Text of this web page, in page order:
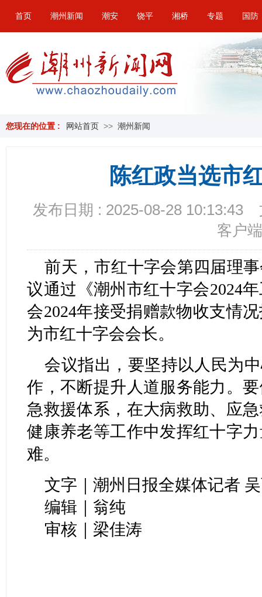
首页 潮州新闻 潮安 饶平 湘桥 专题 国防
您现在的位置 : 网站首页 >> 潮州新闻
陈红政当选市
发布日期 : 2025-08-28 10:13:43
客户端
前天，市红十字会第四届理
议通过《潮州市红十字会2024
会2024年接受捐赠款物收支情
为市红十字会会长。
会议指出，要坚持以人民为
作，不断提升人道服务能力。
急救援体系，在大病救助、应
健康养老等工作中发挥红十字
难。
文字｜潮州日报全媒体记者
编辑｜翁纯
审核｜梁佳涛